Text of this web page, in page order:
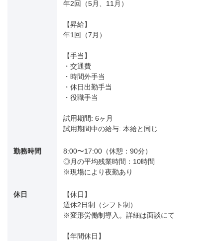
年2回（5月、11月）
【昇給】
年1回（7月）
【手当】
・交通費
・時間外手当
・休日出勤手当
・役職手当
試用期間: 6ヶ月
試用期間中の給与: 本給と同じ
勤務時間
8:00〜17:00（休憩：90分）
◎月の平均残業時間：10時間
※現場により夜勤あり
休日
【休日】
週休2日制（シフト制）
※変形労働制導入。詳細は面談にて
【年間休日】